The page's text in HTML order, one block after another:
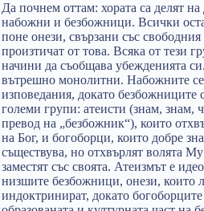
Да почнем оттам: хората са делят
набожни и безбожници. Всички
поне онези, свързани със
произтичат от това. Всяка от тези
начини да съобщава убежденията
вътрешно монолитни. Набожните се
изповедания, докато безбожниците
големи групи: атеисти (знам, знам,
превод на „безбожник“), които
на Бог, и богоборци, които добре
съществува, но отхвърлят волята
заместят със своята. Атеизмът е
низшите безбожници, онези, които
индоктринират, докато